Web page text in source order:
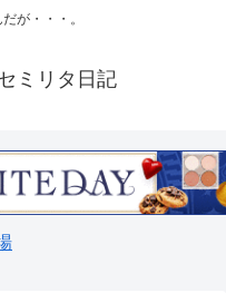
が・・・。
ミリタ日記